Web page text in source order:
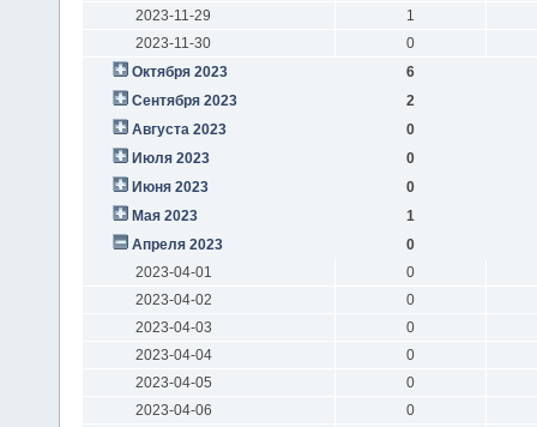
2023-11-29
1
2023-11-30
0
Октября 2023
6
Сентября 2023
2
Августа 2023
0
Июля 2023
0
Июня 2023
0
Мая 2023
1
Апреля 2023
0
2023-04-01
0
2023-04-02
0
2023-04-03
0
2023-04-04
0
2023-04-05
0
2023-04-06
0